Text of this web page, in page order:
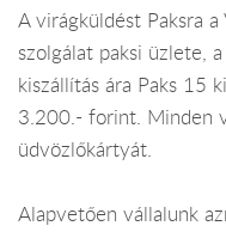
A virágküldést Paksra
szolgálat paksi üzlete,
kiszállítás ára Paks 15
3.200.- forint. Minden
üdvözlőkártyát.
Alapvetően vállalunk